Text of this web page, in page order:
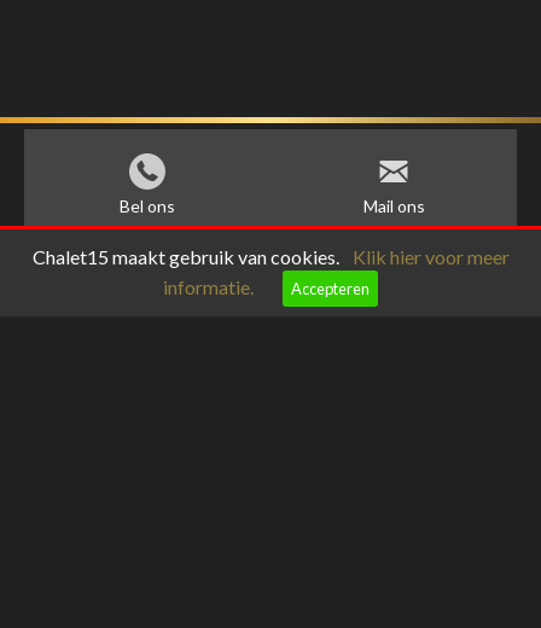
Bel ons Mail ons
Chalet15 maakt gebruik van cookies.
Klik hier voor meer
informatie.
Accepteren